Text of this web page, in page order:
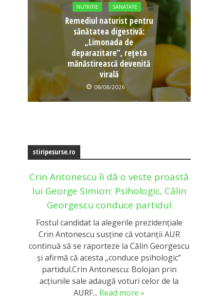
NUTRITIE SANATATE
Remediul naturist pentru
sănătatea digestivă:
„Limonada de
deparazitare”, rețeta
mănăstirească devenită
virală
08/08/2026
stiripesurse.ro
Crin Antonescu îi dă o veste proastă
lui George Simion: Psihologic, Călin
Georgescu conduce partidul
Fostul candidat la alegerile prezidențiale
Crin Antonescu susține că votanții AUR
continuă să se raporteze la Călin Georgescu
și afirmă că acesta „conduce psihologic”
partidul.Crin Antonescu: Bolojan prin
acțiunile sale adaugă voturi celor de la
AURF... Read more »